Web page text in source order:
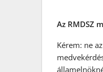
Az RMDSZ
Kérem: ne